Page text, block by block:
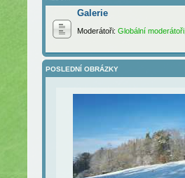
Galerie
Moderátoři: Globální moderátoři
POSLEDNÍ OBRÁZKY